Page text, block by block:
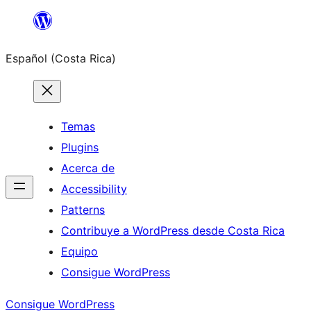
Saltar
contenido
Español (Costa Rica)
Temas
Plugins
Acerca de
Accessibility
Patterns
Contribuye a WordPress desde Costa Rica
Equipo
Consigue WordPress
Consigue WordPress